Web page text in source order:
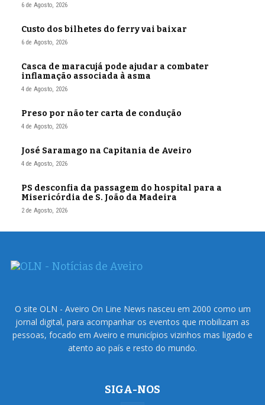
6 de Agosto, 2026
Custo dos bilhetes do ferry vai baixar
6 de Agosto, 2026
Casca de maracujá pode ajudar a combater
inflamação associada à asma
4 de Agosto, 2026
Preso por não ter carta de condução
4 de Agosto, 2026
José Saramago na Capitania de Aveiro
4 de Agosto, 2026
PS desconfia da passagem do hospital para a
Misericórdia de S. João da Madeira
2 de Agosto, 2026
O site OLN - Aveiro On Line News nasceu em 2000 como um
jornal digital, para acompanhar os eventos que mobilizam as
pessoas, focado em Aveiro e municípios vizinhos mas ligado e
atento ao país e resto do mundo.
SIGA-NOS